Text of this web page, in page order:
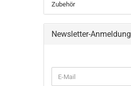
Zubehör
Newsletter-Anmeldung